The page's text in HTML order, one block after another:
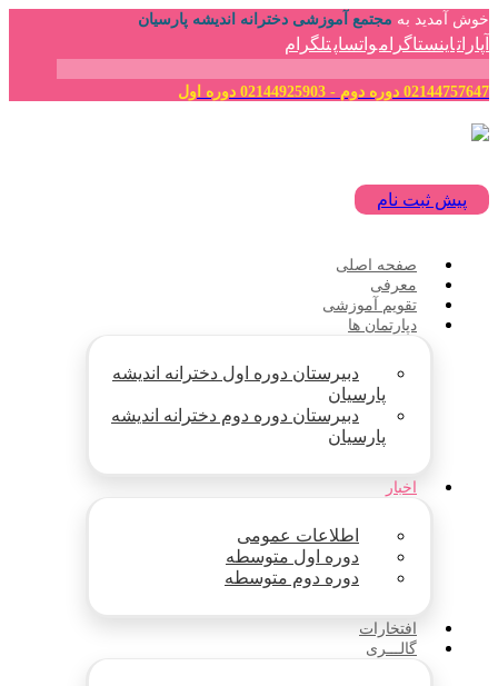
خوش آمدید به مجتمع آموزشی دخترانه اندیشه پارسیان
آپاراتاینستاگرامواتساپتلگرام
02144757647 دوره دوم - 02144925903 دوره اول
پیش ثبت نام
صفحه اصلی
معرفی
تقویم آموزشی
دپارتمان ها
دبیرستان دوره اول دخترانه اندیشه
پارسیان
دبیرستان دوره دوم دخترانه اندیشه
پارسیان
اخبار
اطلاعات عمومی
دوره اول متوسطه
دوره دوم متوسطه
افتخارات
گالـــری